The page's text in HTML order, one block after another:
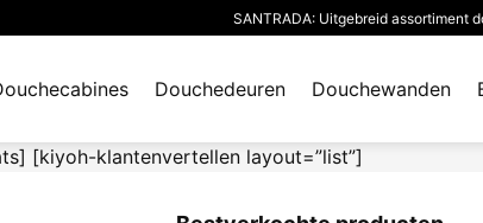
SANTRADA: Uitgebreid assortiment
Douchedeuren Douchewanden
[kiyoh-klantenvertellen layout=”list”]